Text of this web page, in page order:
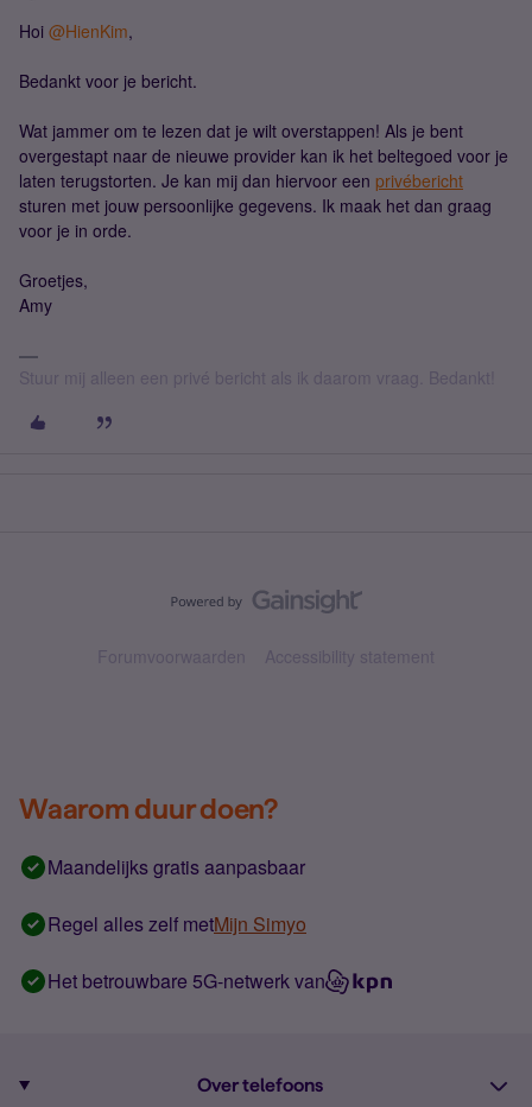
Hoi ​ @HienKim,
Bedankt voor je bericht.
Wat jammer om te lezen dat je wilt overstappen! Als je bent
overgestapt naar de nieuwe provider kan ik het beltegoed voor je
laten terugstorten. Je kan mij dan hiervoor een privébericht
sturen met jouw persoonlijke gegevens. Ik maak het dan graag
voor je in orde.
Groetjes,
Amy
Stuur mij alleen een privé bericht als ik daarom vraag. Bedankt!
Forumvoorwaarden Accessibility statement
Waarom duur doen?
Maandelijks gratis aanpasbaar
Regel alles zelf metMijn Simyo
Het betrouwbare 5G-netwerk van
Over telefoons